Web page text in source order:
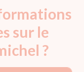
sur le
?